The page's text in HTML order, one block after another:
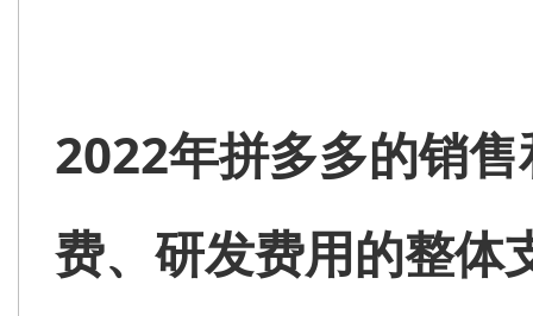
2022年拼多多的销
费、研发费用的整体